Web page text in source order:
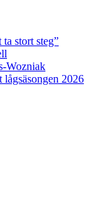
stort steg”
Wozniak
2026